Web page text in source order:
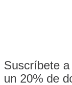
Suscríbete
un 20% de